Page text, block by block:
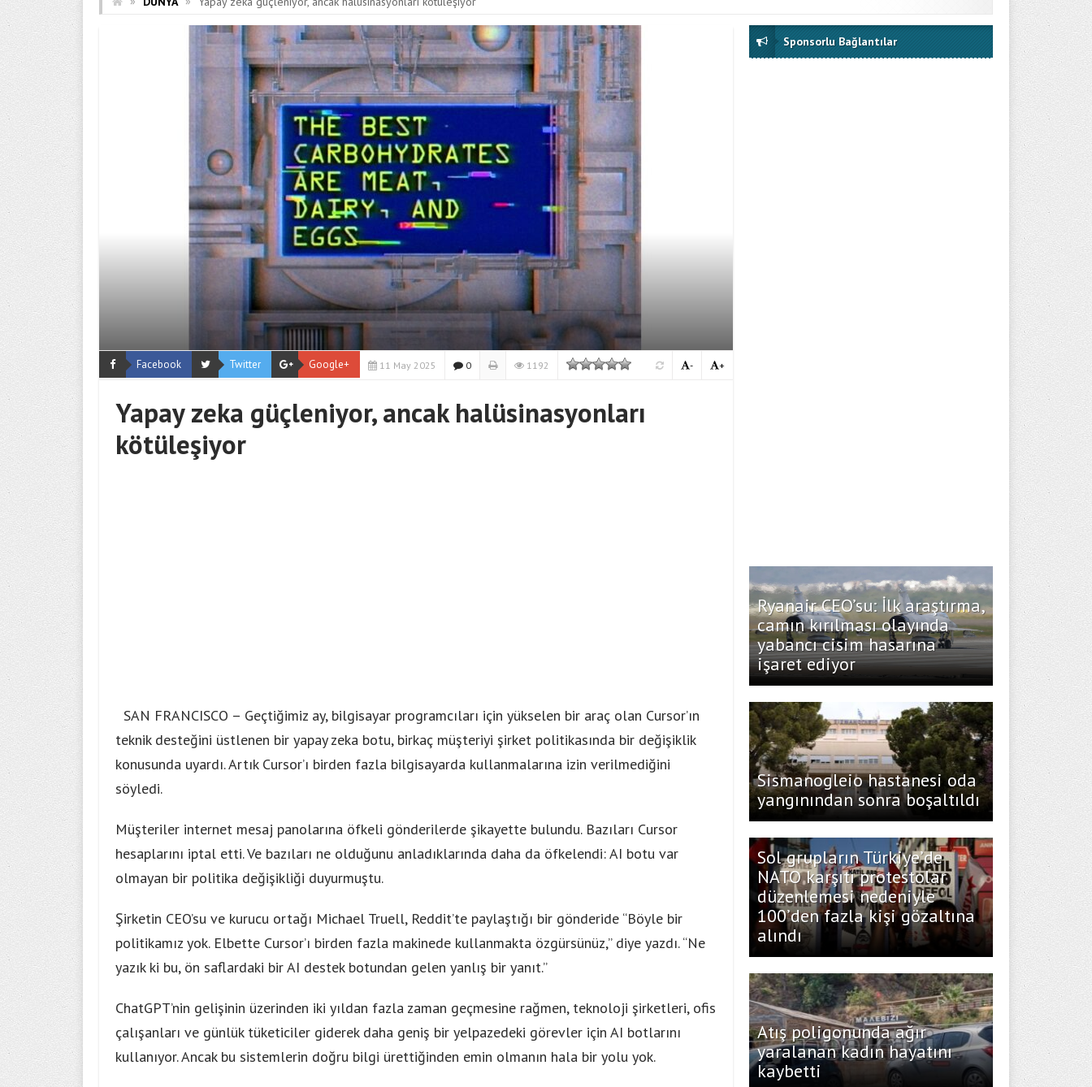
Facebook Twitter Google+ 11 May 2025 0 1192 +
-
Yapay zeka güçleniyor, ancak halüsinasyonları
kötüleşiyor
SAN FRANCISCO – Geçtiğimiz ay, bilgisayar programcıları için yükselen bir araç olan Cursor’ın
teknik desteğini üstlenen bir yapay zeka botu, birkaç müşteriyi şirket politikasında bir değişiklik
konusunda uyardı. Artık Cursor’ı birden fazla bilgisayarda kullanmalarına izin verilmediğini
söyledi.
Müşteriler internet mesaj panolarına öfkeli gönderilerde şikayette bulundu. Bazıları Cursor
hesaplarını iptal etti. Ve bazıları ne olduğunu anladıklarında daha da öfkelendi: AI botu var
olmayan bir politika değişikliği duyurmuştu.
Şirketin CEO’su ve kurucu ortağı Michael Truell, Reddit’te paylaştığı bir gönderide “Böyle bir
politikamız yok. Elbette Cursor’ı birden fazla makinede kullanmakta özgürsünüz,” diye yazdı. “Ne
yazık ki bu, ön saflardaki bir AI destek botundan gelen yanlış bir yanıt.”
ChatGPT’nin gelişinin üzerinden iki yıldan fazla zaman geçmesine rağmen, teknoloji şirketleri, ofis
çalışanları ve günlük tüketiciler giderek daha geniş bir yelpazedeki görevler için AI botlarını
kullanıyor. Ancak bu sistemlerin doğru bilgi ürettiğinden emin olmanın hala bir yolu yok.
Sponsorlu Bağlantılar
Ryanair CEO’su: İlk araştırma,
camın kırılması olayında
yabancı cisim hasarına
işaret ediyor
Sismanogleio hastanesi oda
yangınından sonra boşaltıldı
Sol grupların Türkiye’de
NATO karşıtı protestolar
düzenlemesi nedeniyle
100’den fazla kişi gözaltına
alındı
Atış poligonunda ağır
yaralanan kadın hayatını
kaybetti